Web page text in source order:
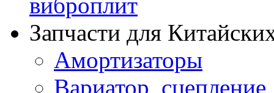
Запчасти для
Амортизаторы
Вариатор, сцепление